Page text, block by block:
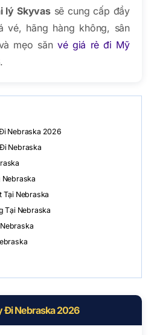
lý Skyvassẽ cung cấp đầy
vé, hãng hàng không, sân
mẹo săn vé giá rẻ đi Mỹ
Nebraska 2026
Nebraska
Nebraska
Tại Nebraska
Tại Nebraska
Đi Nebraska 2026